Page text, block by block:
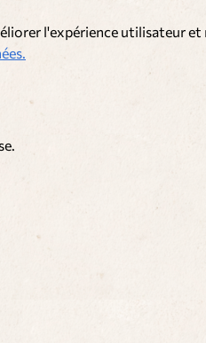
l'expérience utilisateur